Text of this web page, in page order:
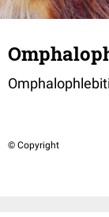
© Copyright